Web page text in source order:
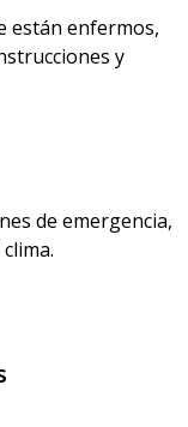
están enfermos,
y
de emergencia,